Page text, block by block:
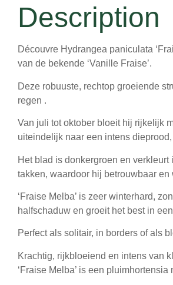
Description
Découvre Hydrangea paniculata
van de bekende ‘Vanille Fraise’.
Deze robuuste, rechtop groeiende
regen .
Van juli tot oktober bloeit hij rijkelijk
uiteindelijk naar een intens dieprood
Het blad is donkergroen en verkleurt
takken, waardoor hij betrouwbaar
‘Fraise Melba’ is zeer winterhard,
halfschaduw en groeit het best in
Perfect als solitair, in borders of als
Krachtig, rijkbloeiend en intens van
‘Fraise Melba’ is een